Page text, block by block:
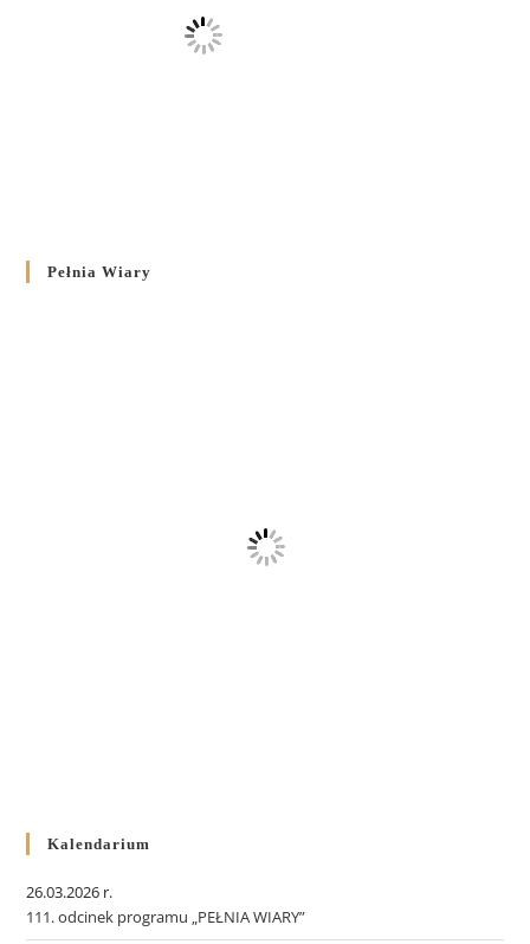
Pełnia Wiary
Kalendarium
26.03.2026 r.
111. odcinek programu „PEŁNIA WIARY”